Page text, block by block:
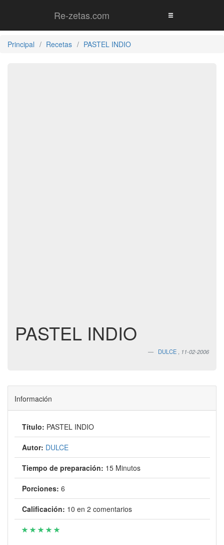
Re-zetas.com
Principal Recetas PASTEL INDIO
PASTEL INDIO
DULCE 11-02-2006
Información
Título: PASTEL INDIO
Autor: DULCE
Tiempo de preparación: 15 Minutos
Porciones: 6
Calificación: 10 en 2 comentarios